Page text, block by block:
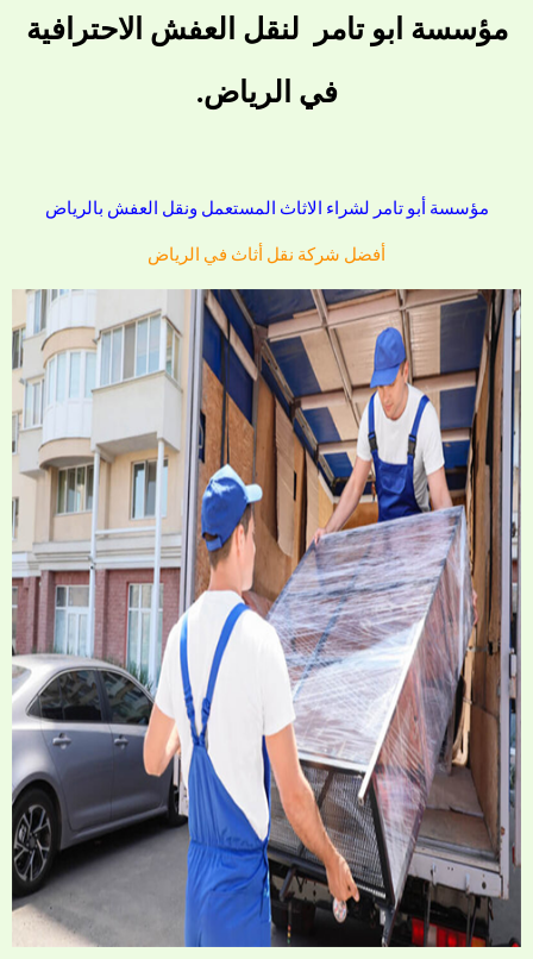
مؤسسة ابو تامر لنقل العفش الاحترافية
في الرياض.
مؤسسة أبو تامر لشراء الاثاث المستعمل ونقل العفش بالرياض
أفضل شركة نقل أثاث في الرياض